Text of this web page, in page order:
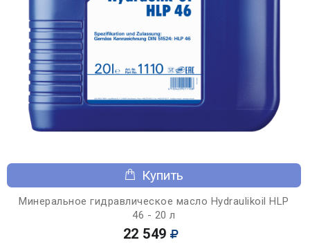
Купить
Минеральное гидравлическое масло Hydraulikoil HLP
46 - 20 л
22 549